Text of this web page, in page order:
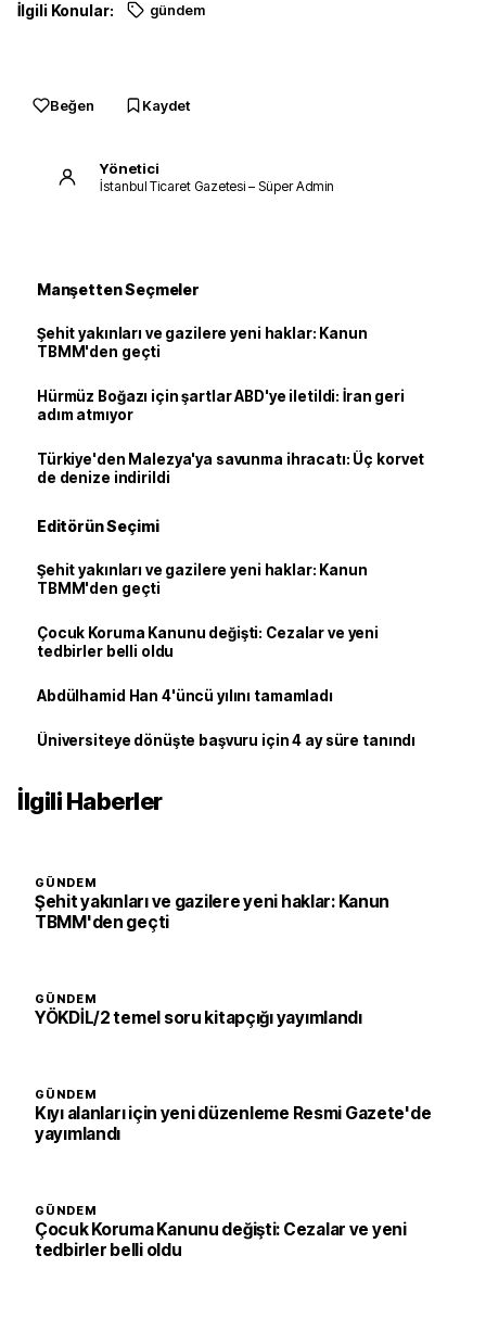
İlgili Konular: gündem
Beğen Kaydet
Yönetici
İstanbul Ticaret Gazetesi – Süper Admin
Manşetten Seçmeler
Şehit yakınları ve gazilere yeni haklar: Kanun
TBMM'den geçti
Hürmüz Boğazı için şartlar ABD'ye iletildi: İran geri
adım atmıyor
Türkiye'den Malezya'ya savunma ihracatı: Üç korvet
de denize indirildi
Editörün Seçimi
Şehit yakınları ve gazilere yeni haklar: Kanun
TBMM'den geçti
Çocuk Koruma Kanunu değişti: Cezalar ve yeni
tedbirler belli oldu
Abdülhamid Han 4'üncü yılını tamamladı
Üniversiteye dönüşte başvuru için 4 ay süre tanındı
İlgili Haberler
GÜNDEM
Şehit yakınları ve gazilere yeni haklar: Kanun
TBMM'den geçti
GÜNDEM
YÖKDİL/2 temel soru kitapçığı yayımlandı
GÜNDEM
Kıyı alanları için yeni düzenleme Resmi Gazete'de
yayımlandı
GÜNDEM
Çocuk Koruma Kanunu değişti: Cezalar ve yeni
tedbirler belli oldu